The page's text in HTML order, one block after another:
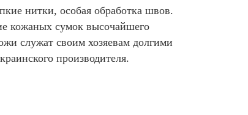
нитки, особая обработка швов.
кожаных сумок высочайшего
служат своим хозяевам долгими
производителя.